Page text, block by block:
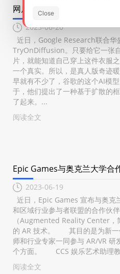
网店模特要失业了，AI 实现一
2023-06-20
近日，Google Research联合华
TryOnDiffusion。只要给它一张
片，就能知道自己穿上这件衣服
一个真实。所以，是真人版奇
早就有不少了，谷歌的这个AI模
于，他们提出了一种基于扩散的
了起来。...
阅读全文
Epic Games与奥克兰大学合
2023-06-19
近日，Epic Games 宣布与奥克
和区域行业参与者联盟的合作伙
（Augmented Reality Center，
的 AR 技术。 其目的是为新一
师和行业专家一同参与 AR/VR
个方面。 CCS 娱乐艺术助理
阅读全文
Close